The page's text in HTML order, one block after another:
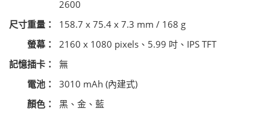
2600
尺寸重量：
158.7 x 75.4 x 7.3 mm / 168 g
螢幕：
2160 x 1080 pixels、5.99 吋、IPS TFT
記憶插卡：
無
電池：
3010 mAh (內建式)
顏色：
黑、金、藍